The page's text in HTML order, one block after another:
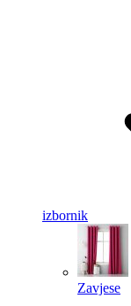
izbornik
Zavjese